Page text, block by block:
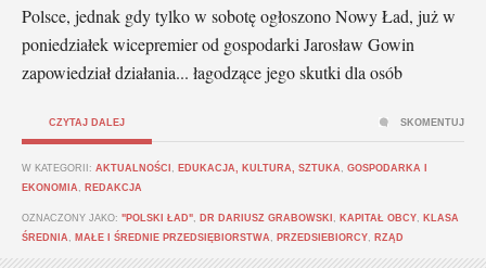
Polsce, jednak gdy tylko w sobotę ogłoszono Nowy Ład, już w
poniedziałek wicepremier od gospodarki Jarosław Gowin
zapowiedział działania... łagodzące jego skutki dla osób
CZYTAJ DALEJ
W KATEGORII: AKTUALNOŚCI EDUKACJA, KULTURA, SZTUKA
GOSPODARKA I
EKONOMIA
REDAKCJA
OZNACZONY JAKO: "POLSKI ŁAD" DR DARIUSZ GRABOWSKI KAPITAŁ OBCY
KLASA
ŚREDNIA
MAŁE I ŚREDNIE PRZEDSIĘBIORSTWA PRZEDSIEBIORCY RZĄD
SKOMENTUJ